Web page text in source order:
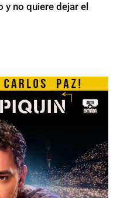
y no quiere dejar el